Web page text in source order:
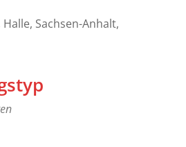
iCalendar
Sachsen-Anhalt,